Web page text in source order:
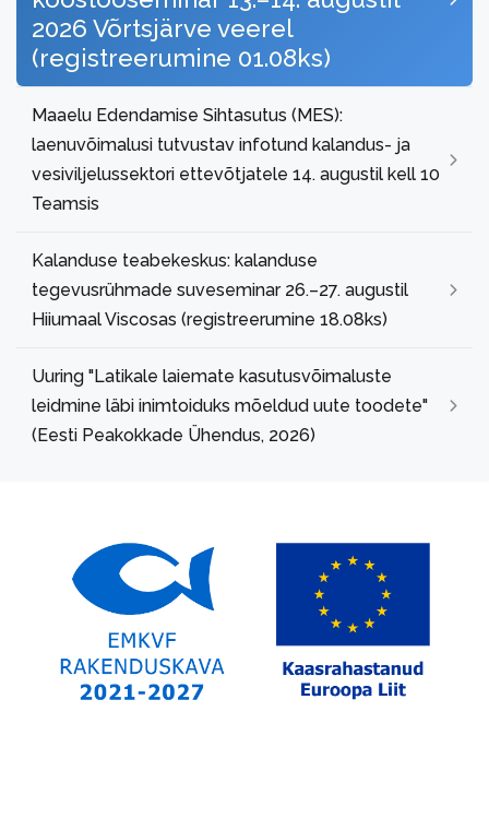
2026 Võrtsjärve veerel
(registreerumine 01.08ks)
Maaelu Edendamise Sihtasutus (MES):
laenuvõimalusi tutvustav infotund kalandus- ja
vesiviljelussektori ettevõtjatele 14. augustil kell 10
Teamsis
Kalanduse teabekeskus: kalanduse
tegevusrühmade suveseminar 26.–27. augustil
Hiiumaal Viscosas (registreerumine 18.08ks)
Uuring "Latikale laiemate kasutusvõimaluste
leidmine läbi inimtoiduks mõeldud uute toodete"
(Eesti Peakokkade Ühendus, 2026)